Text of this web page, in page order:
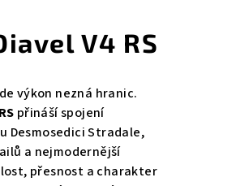
V4 RS
výkon nezná hranic.
přináší spojení
Desmosedici Stradale,
a nejmodernější
přesnost a charakter